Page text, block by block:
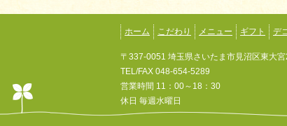
ホーム こだわり メニュー ギフト デ
〒337-0051 埼玉県さいたま市見沼区東大
TEL/FAX 048-654-5289
営業時間 11：00～18：30
休日 毎週水曜日